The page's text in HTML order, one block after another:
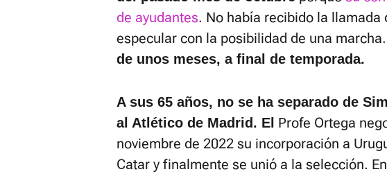
de ayudantes. No había recibido la llamada
especular con la posibilidad de una marcha.
de unos meses, a final de temporada.
A sus 65 años, no se ha separado de
al Atlético de Madrid. El Profe Ortega
noviembre de 2022 su incorporación a
Catar y finalmente se unió a la selección.